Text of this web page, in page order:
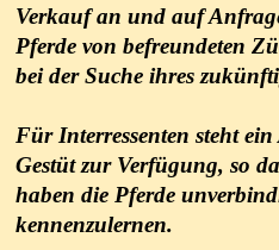
Verkauf an und auf
Pferde von befreundeten
bei der Suche ihres
Für Interressenten steht
Gestüt zur Verfügung, so
haben die Pferde
kennenzulernen.